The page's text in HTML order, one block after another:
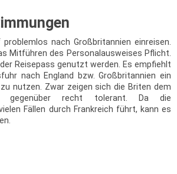
nach Großbritannien einreisen.
Mitführen des Personalausweises Pflicht.
Reisepass genutzt werden. Es empfiehlt
nach England bzw. Großbritannien ein
nutzen. Zwar zeigen sich die Briten dem
gegenüber recht tolerant. Da die
Fällen durch Frankreich führt, kann es